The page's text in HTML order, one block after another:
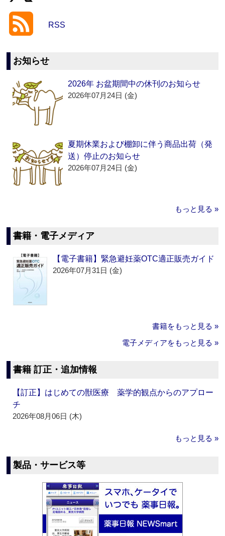
RSS
お知らせ
2026年 お盆期間中の休刊のお知らせ
2026年07月24日 (金)
夏期休業および棚卸に伴う商品出荷（発
送）停止のお知らせ
2026年07月24日 (金)
もっと見る »
書籍・電子メディア
【電子書籍】緊急避妊薬OTC適正販売ガイド
2026年07月31日 (金)
書籍をもっと見る »
電子メディアをもっと見る »
書籍 訂正・追加情報
【訂正】はじめての獣医療 薬学的観点からのアプロー
チ
2026年08月06日 (木)
もっと見る »
製品・サービス等